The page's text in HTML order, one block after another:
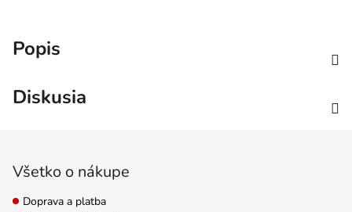
Popis
Diskusia
Všetko o nákupe
Doprava a platba